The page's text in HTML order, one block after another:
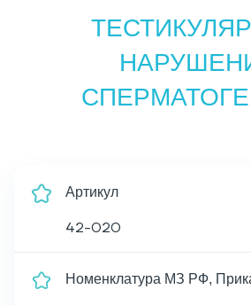
Артикул
42-020
Номенклатура МЗ РФ,